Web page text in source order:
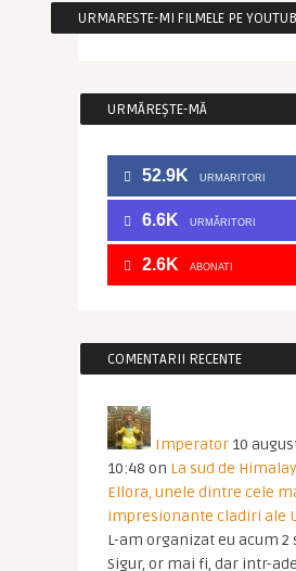
URMARESTE-MI FILMELE PE
URMĂREȘTE-MĂ
52.9K URMARITORI
6.6K URMĂRITORI
2.6K ABONATI
COMENTARII RECENTE
Imperator10
10:48 on La sud de
Ellora, unele dintre cele
impresionante cladiri ale
L-am organizat eu acum 2
Sigur, or mai fi, dar intr-